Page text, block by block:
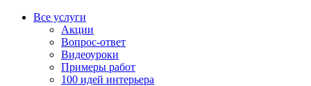
Все услуги
Акции
Вопрос-ответ
Видеоуроки
Примеры работ
100 идей интерьера